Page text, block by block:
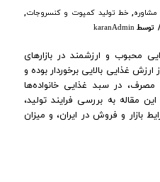
, خط تولید کمپوت و کنسروجات,
توسط karanAdmin
محبوب و ارزشمند در بازارهای
غذایی بالایی برخوردار بوده و
در سبد غذایی خانواده‌ها
مقاله به بررسی فرایند تولید،
بازار و فروش در ایران، و میزان